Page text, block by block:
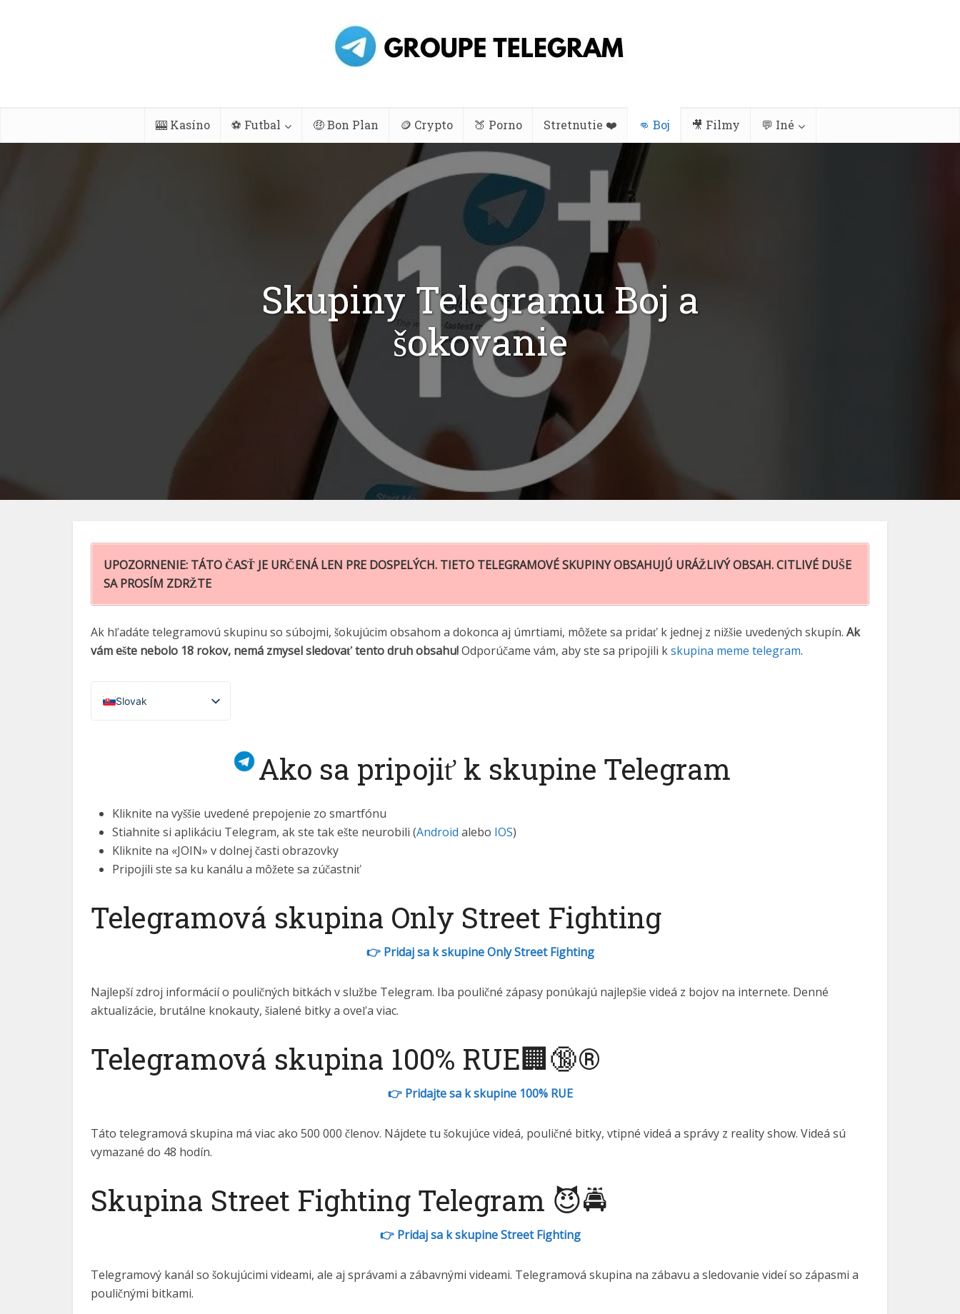
🎰 Kasíno ⚽ Futbal 🤑 Bon Plan 🪙 Crypto 🍑 Porno Stretnutie ❤️ 👊 Boj 🎥 Filmy 💬 Iné
Skupiny Telegramu Boj a
šokovanie
UPOZORNENIE: TÁTO ČASŤ JE URČENÁ LEN PRE DOSPELÝCH. TIETO TELEGRAMOVÉ SKUPINY OBSAHUJÚ URÁŽLIVÝ OBSAH. CITLIVÉ DUŠE
SA PROSÍM ZDRŽTE
Ak hľadáte telegramovú skupinu so súbojmi, šokujúcim obsahom a dokonca aj úmrtiami, môžete sa pridať k jednej z nižšie uvedených skupín. Ak
vám ešte nebolo 18 rokov, nemá zmysel sledovať tento druh obsahu!Odporúčame vám, aby ste sa pripojili kskupina meme telegram.
Slovak
French (France)
Spanish
Portuguese (Portugal)
Greek
Japanese
Russian
Bulgarian
Swedish
French (Canada)
Turkish
Indonesian
Ako sa pripojiť k skupine Telegram
Kliknite na vyššie uvedené prepojenie zo smartfónu
Stiahnite si aplikáciu Telegram, ak ste tak ešte neurobili (Android alebo IOS)
Kliknite na «JOIN» v dolnej časti obrazovky
Pripojili ste sa ku kanálu a môžete sa zúčastniť
Telegramová skupina Only Street Fighting
👉 Pridaj sa k skupine Only Street Fighting
Najlepší zdroj informácií o pouličných bitkách v službe Telegram. Iba pouličné zápasy ponúkajú najlepšie videá z bojov na internete. Denné
aktualizácie, brutálne knokauty, šialené bitky a oveľa viac.
Telegramová skupina 100% RUE🏢🔞®
👉 Pridajte sa k skupine 100% RUE
Táto telegramová skupina má viac ako 500 000 členov. Nájdete tu šokujúce videá, pouličné bitky, vtipné videá a správy z reality show. Videá sú
vymazané do 48 hodín.
Skupina Street Fighting Telegram 😈🚔
👉 Pridaj sa k skupine Street Fighting
Telegramový kanál so šokujúcimi videami, ale aj správami a zábavnými videami. Telegramová skupina na zábavu a sledovanie videí so zápasmi a
pouličnými bitkami.